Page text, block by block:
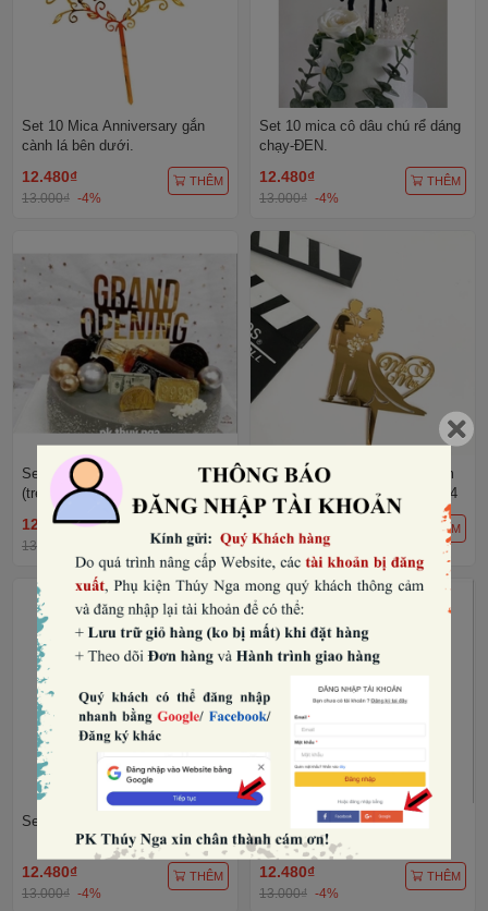
Set 10 Mica Anniversary gắn
cành lá bên dưới.
12.480₫
13.000₫ -4%
THÊM
Set 10 mica cô dâu chú rể dáng
chạy-ĐEN.
12.480₫
13.000₫ -4%
THÊM
Set 10 mica Opening grand.
(treo)
12.480₫
13.000₫
Set 10 mica cô dâu chú rể (ôm
hoa, mr&mrs trái tim)-vàng A44
13.000₫ -4%
THÊM
Set 10 mica Wedding vàng.A052
12.480₫
13.000₫ -4%
THÊM
Set 10 mica Anniversary xoắn
dưới.
12.480₫
13.000₫ -4%
THÊM